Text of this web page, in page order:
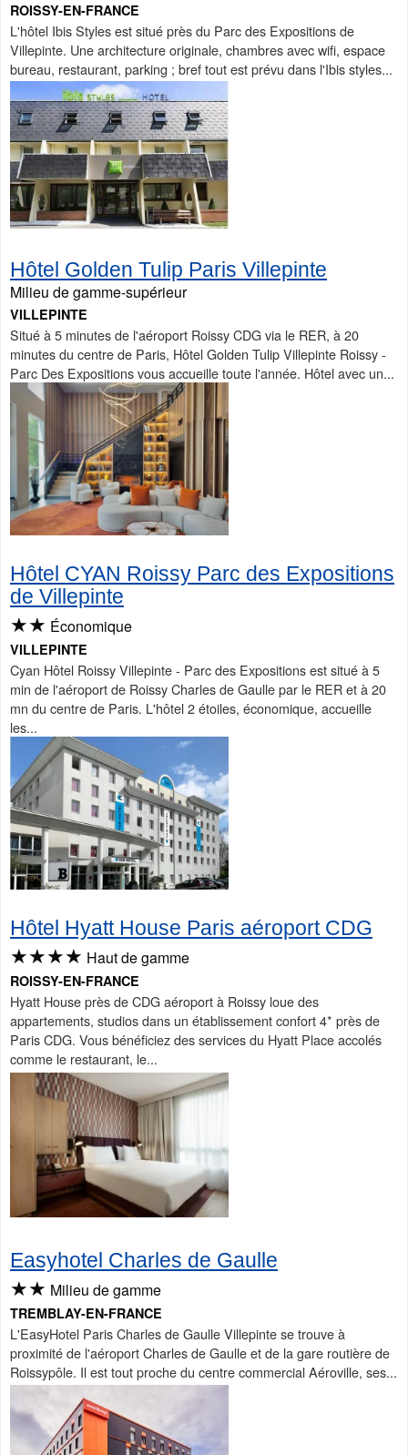
ROISSY-EN-FRANCE
L'hôtel Ibis Styles est situé près du Parc des Expositions de
Villepinte. Une architecture originale, chambres avec wifi, espace
bureau, restaurant, parking ; bref tout est prévu dans l'Ibis styles...
Hôtel Golden Tulip Paris Villepinte
Milieu de gamme-supérieur
VILLEPINTE
Situé à 5 minutes de l'aéroport Roissy CDG via le RER, à 20
minutes du centre de Paris, Hôtel Golden Tulip Villepinte Roissy -
Parc Des Expositions vous accueille toute l'année. Hôtel avec un...
Hôtel CYAN Roissy Parc des Expositions
de Villepinte
★★ Économique
VILLEPINTE
Cyan Hôtel Roissy Villepinte - Parc des Expositions est situé à 5
min de l'aéroport de Roissy Charles de Gaulle par le RER et à 20
mn du centre de Paris. L'hôtel 2 étoiles, économique, accueille
les...
Hôtel Hyatt House Paris aéroport CDG
★★★★ Haut de gamme
ROISSY-EN-FRANCE
Hyatt House près de CDG aéroport à Roissy loue des
appartements, studios dans un établissement confort 4* près de
Paris CDG. Vous bénéficiez des services du Hyatt Place accolés
comme le restaurant, le...
Easyhotel Charles de Gaulle
★★ Milieu de gamme
TREMBLAY-EN-FRANCE
L'EasyHotel Paris Charles de Gaulle Villepinte se trouve à
proximité de l'aéroport Charles de Gaulle et de la gare routière de
Roissypôle. Il est tout proche du centre commercial Aéroville, ses...